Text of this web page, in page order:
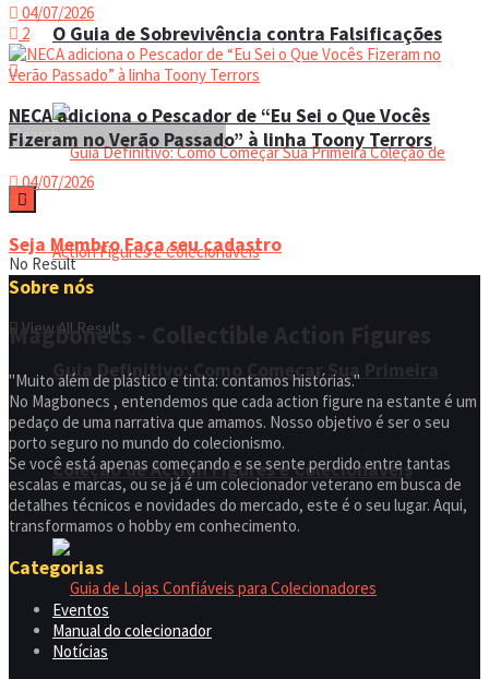
O Guia de Sobrevivência contra Falsificações
Guia Definitivo: Como Começar Sua Primeira
Coleção de Action Figures e Colecionáveis
No Result
View All Result
04/07/2026
2
NECA adiciona o Pescador de “Eu Sei o Que Vocês
Fizeram no Verão Passado” à linha Toony Terrors
04/07/2026
2
Seja MembroFaça seu cadastro
Sobre nós
Magbonecs - Collectible Action Figures
"Muito além de plástico e tinta: contamos histórias."
No Magbonecs , entendemos que cada action figure na estante é um
pedaço de uma narrativa que amamos. Nosso objetivo é ser o seu
porto seguro no mundo do colecionismo.
Se você está apenas começando e se sente perdido entre tantas
escalas e marcas, ou se já é um colecionador veterano em busca de
detalhes técnicos e novidades do mercado, este é o seu lugar. Aqui,
transformamos o hobby em conhecimento.
Categorias
Eventos
Manual do colecionador
Notícias